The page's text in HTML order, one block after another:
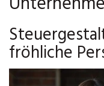
fröhliche